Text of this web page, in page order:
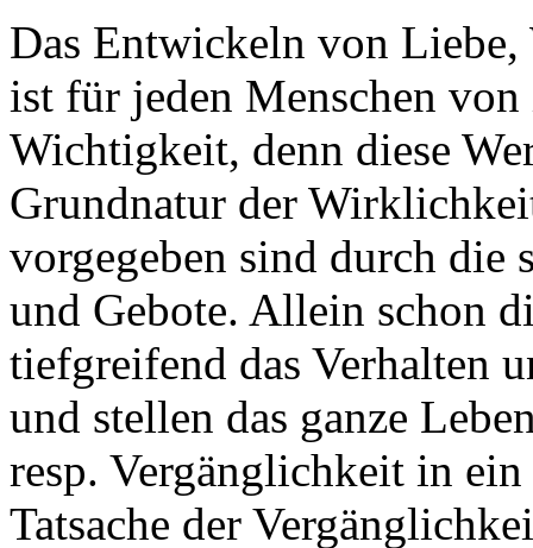
Das Entwickeln von
ist für jeden Menschen
Wichtigkeit, denn diese
Grundnatur der
vorgegeben sind durch die
und Gebote. Allein schon
tiefgreifend das Verhalten
und stellen das ganze
resp. Vergänglichkeit in
Tatsache der